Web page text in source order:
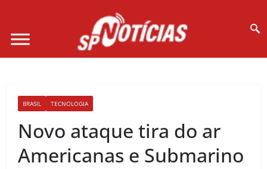
BRASIL TECNOLOGIA
Novo ataque tira do ar
Americanas e Submarino